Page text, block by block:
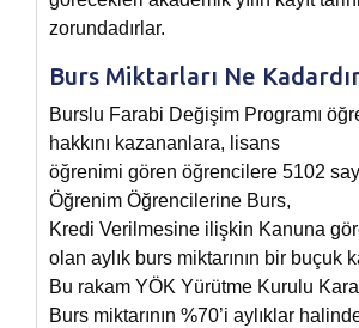
zorundadırlar.
Burs Miktarları Ne
Burslu Farabi Değişim Programı
hakkını kazananlara, lisans
öğrenimi gören öğrencilere 5102
Öğrenim Öğrencilerine Burs,
Kredi Verilmesine ilişkin Kanuna
olan aylık burs miktarının bir buçuk
Bu rakam YÖK Yürütme Kurulu
Burs miktarının %70’i aylıklar